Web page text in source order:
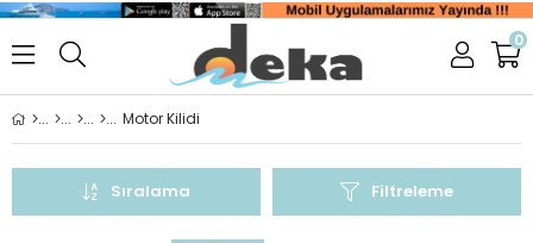
0
Motor Kilidi
Filtreleme
Sıralama